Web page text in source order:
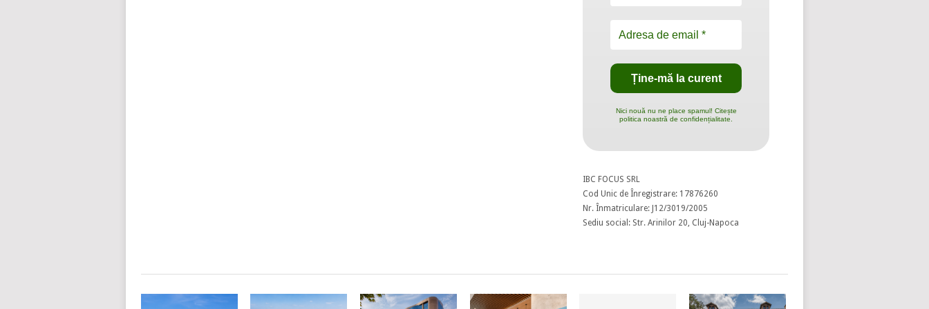
Nici nouă nu ne place spamul! Citește
politica noastră de confidențialitate.
IBC FOCUS SRL
Cod Unic de Înregistrare: 17876260
Nr. Înmatriculare: J12/3019/2005
Sediu social: Str. Arinilor 20, Cluj-Napoca